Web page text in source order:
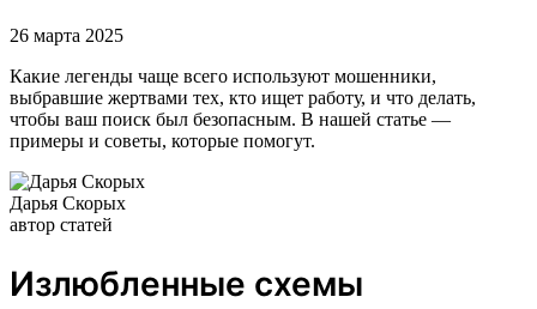
26 марта 2025
Какие легенды чаще всего используют мошенники,
выбравшие жертвами тех, кто ищет работу, и что делать,
чтобы ваш поиск был безопасным. В нашей статье —
примеры и советы, которые помогут.
Дарья Скорых
автор статей
Излюбленные схемы